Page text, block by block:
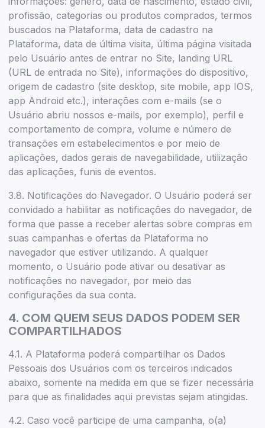
profissão, categorias ou produtos comprados, termos
buscados na Plataforma, data de cadastro na
Plataforma, data de última visita, última página visitada
pelo Usuário antes de entrar no Site, landing URL
(URL de entrada no Site), informações do dispositivo,
origem de cadastro (site desktop, site mobile, app IOS,
app Android etc.), interações com e-mails (se o
Usuário abriu nossos e-mails, por exemplo), perfil e
comportamento de compra, volume e número de
transações em estabelecimentos e por meio de
aplicações, dados gerais de navegabilidade, utilização
das aplicações, funis de eventos.
3.8. Notificações do Navegador. O Usuário poderá ser
convidado a habilitar as notificações do navegador, de
forma que passe a receber alertas sobre compras em
suas campanhas e ofertas da Plataforma no
navegador que estiver utilizando. A qualquer
momento, o Usuário pode ativar ou desativar as
notificações no navegador, por meio das
configurações da sua conta.
4. COM QUEM SEUS DADOS PODEM SER
COMPARTILHADOS
4.1. A Plataforma poderá compartilhar os Dados
Pessoais dos Usuários com os terceiros indicados
abaixo, somente na medida em que se fizer necessária
para que as finalidades aqui previstas sejam atingidas.
4.2. Caso você participe de uma campanha, o(a)